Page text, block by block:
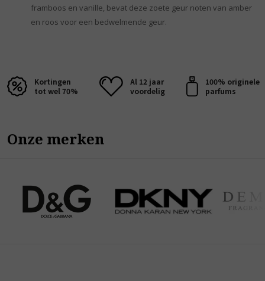
framboos en vanille, bevat deze zoete geur noten van amber
en roos voor een bedwelmende geur.
Kortingen
tot wel 70%
Al 12 jaar
voordelig
100% originele
parfums
Onze merken